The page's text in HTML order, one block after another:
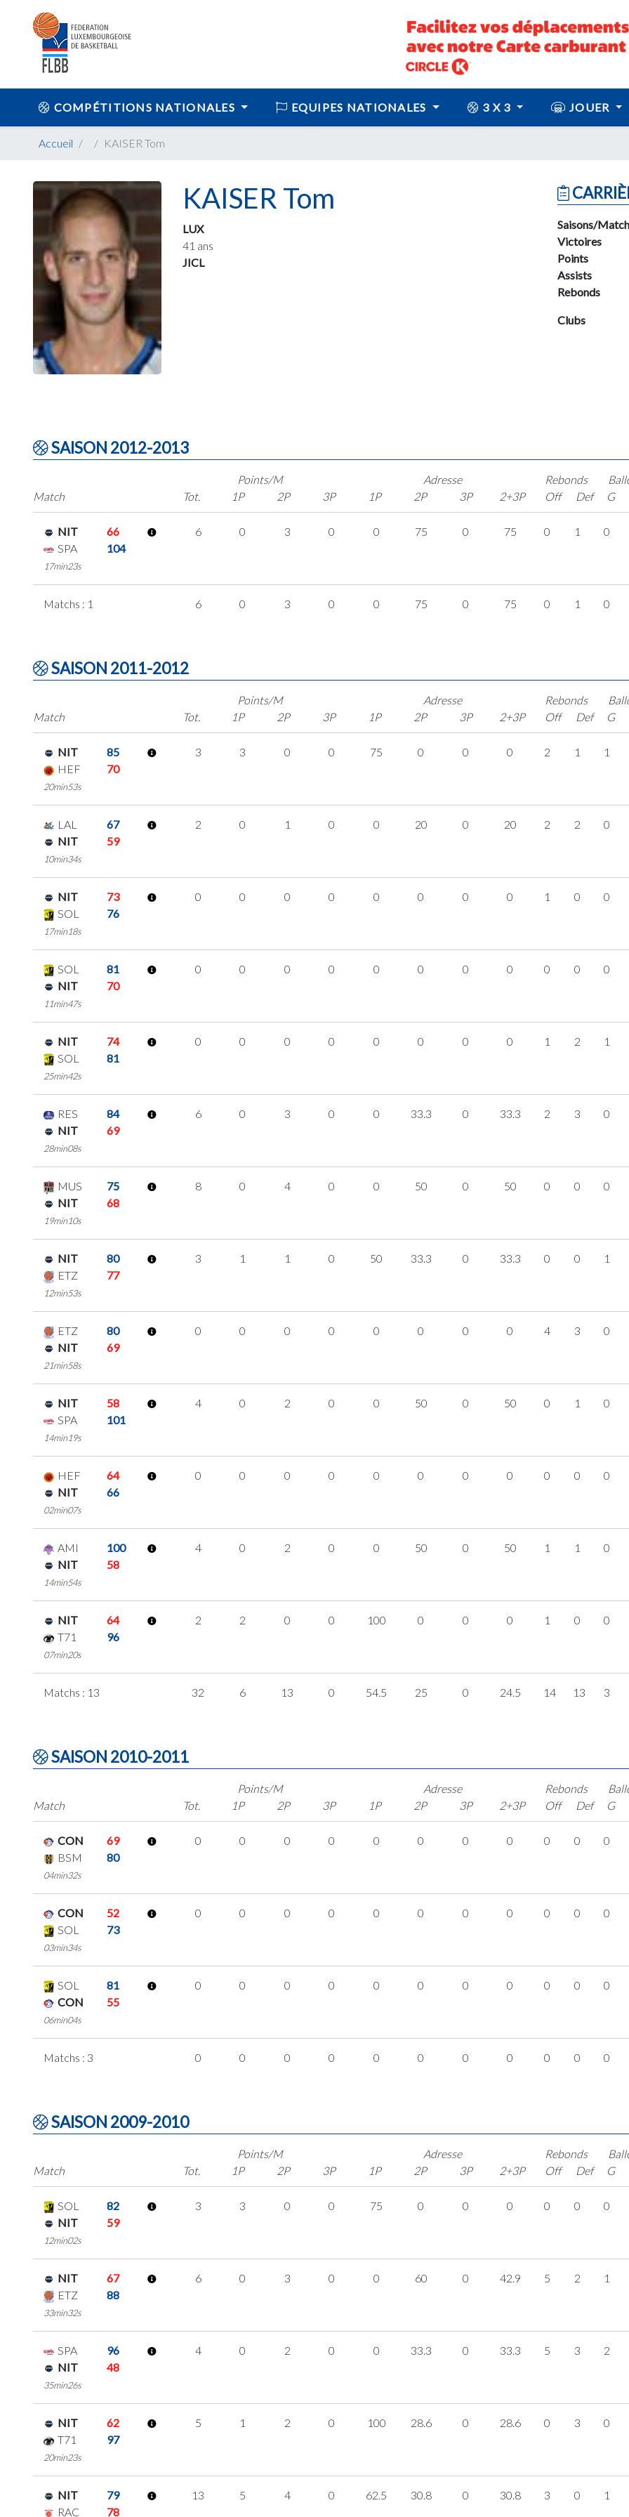
COMPÉTITIONS NATIONALES EQUIPES NATIONALES 3 X 3 JOUER
Accueil KAISER Tom
KAISER Tom
LUX
41 ans
JICL
Saisons/
Victoires
Points
Assists
Rebonds
Clubs
SAISON 2012-2013
Match
Points/M
Tot.
1P 2P 3P
Adresse
1P
2P 3P 2+3P
Rebonds
Off
Def
G
NIT
66
SPA
104
17min23s
6 0 3 0 0 75 0 75 0 1 0
Matchs : 1 6 0 3 0 0 75 0 75 0 1 0
SAISON 2011-2012
Match
Points/M
Tot.
1P 2P 3P
Adresse
1P
2P 3P 2+3P
Rebonds
Off
Def
G
NIT
85
HEF
70
20min53s
3 3 0 0 75 0 0 0 2 1 1
LAL
67
NIT
59
10min34s
2 0 1 0 0 20 0 20 2 2 0
NIT
73
SOL
76
17min18s
0 0 0 0 0 0 0 0 1 0 0
SOL
81
NIT
70
11min47s
0 0 0 0 0 0 0 0 0 0 0
NIT
74
SOL
81
25min42s
0 0 0 0 0 0 0 0 1 2 1
RES
84
NIT
69
28min08s
6 0 3 0 0 33.3 0 33.3 2 3 0
MUS
75
NIT
68
19min10s
8 0 4 0 0 50 0 50 0 0 0
NIT
80
ETZ
77
12min53s
3 1 1 0 50 33.3 0 33.3 0 0 1
ETZ
80
NIT
69
21min58s
0 0 0 0 0 0 0 0 4 3 0
NIT
58
SPA
101
14min19s
4 0 2 0 0 50 0 50 0 1 0
HEF
64
NIT
66
02min07s
0 0 0 0 0 0 0 0 0 0 0
AMI
100
NIT
58
14min54s
4 0 2 0 0 50 0 50 1 1 0
NIT
64
T71
96
07min20s
2 2 0 0 100 0 0 0 1 0 0
Matchs : 13 32 6 13 0 54.5 25 0 24.5 14 13 3
SAISON 2010-2011
Match
Points/M
Tot.
1P 2P 3P
Adresse
1P
2P 3P 2+3P
Rebonds
Off
Def
G
CON
69
BSM
80
04min32s
0 0 0 0 0 0 0 0 0 0 0
CON
52
SOL
73
03min34s
0 0 0 0 0 0 0 0 0 0 0
SOL
81
CON
55
06min04s
0 0 0 0 0 0 0 0 0 0 0
Matchs : 3 0 0 0 0 0 0 0 0 0 0 0
SAISON 2009-2010
Match
Points/M
Tot.
1P 2P 3P
Adresse
1P
2P 3P 2+3P
Rebonds
Off
Def
G
SOL
82
NIT
59
12min02s
3 3 0 0 75 0 0 0 0 0 0
NIT
67
ETZ
88
33min32s
6 0 3 0 0 60 0 42.9 5 2 1
SPA
96
NIT
48
35min26s
4 0 2 0 0 33.3 0 33.3 5 3 2
NIT
62
T71
97
20min23s
5 1 2 0 100 28.6 0 28.6 0 3 0
NIT
79
RAC
78
13 5 4 0 62.5 30.8 0 30.8 3 0 1